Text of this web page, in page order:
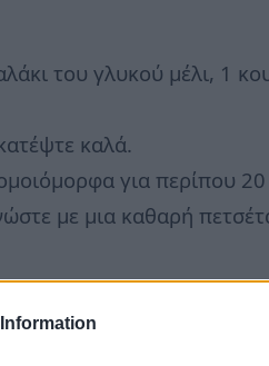
του γλυκού μέλι, 1
καλά.
για περίπου
με μια καθαρή